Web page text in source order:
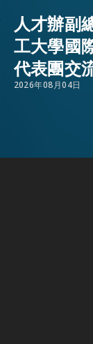
人才辦副
工大學國
代表團交
2026年08月04日